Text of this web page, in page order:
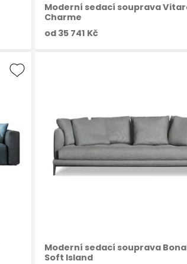
Moderní sedací souprava
Charme
od 35 741 Kč
Moderní sedací souprava
Soft Island